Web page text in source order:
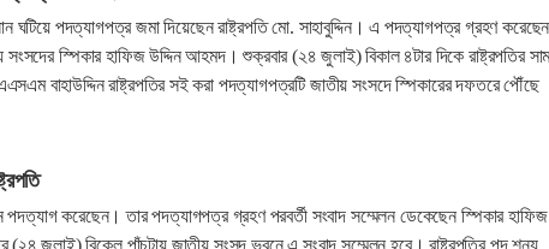
ঘটিয়ে পদত্যাগপত্র জমা দিয়েছেন রাষ্ট্রপতি মো. সাহাবুদ্দিন। এ পদত্যাগপত্র গ্রহণ করেছেন
সংসদের স্পিকার হাফিজ উদ্দিন আহমদ। শুক্রবার (২৪ জুলাই) বিকাল ৪টার দিকে রাষ্ট্রপতির
বাহাউদ্দিন রাষ্ট্রপতির সই করা পদত্যাগপত্রটি জাতীয় সংসদে স্পিকারের দফতরে পৌঁছে
পদত্যাগ করেছেন। তার পদত্যাগপত্র গ্রহণ পরবর্তী সংবাদ সম্মেলন ডেকেছেন স্পিকার হাফিজ